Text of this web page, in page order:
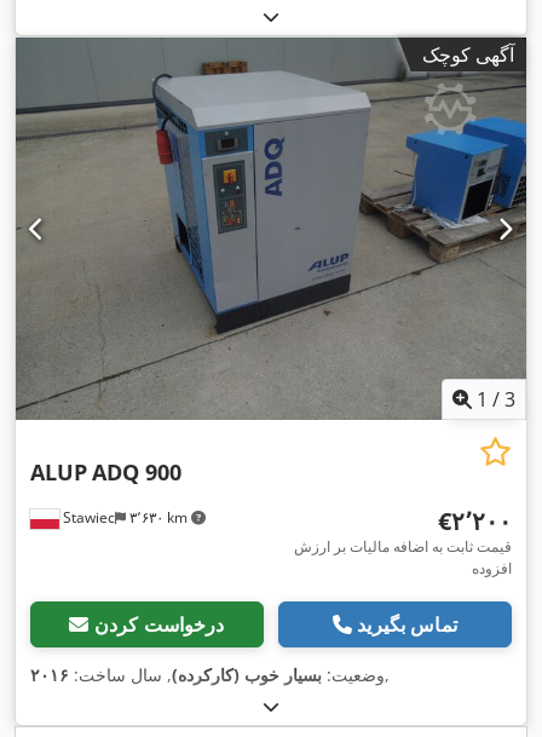
آگهی کوچک
1 /3
Stawiec ۳٬۶۳۰ km
ALUPADQ 900
‎€۲٬۲۰۰
قیمت ثابت به اضافه مالیات بر ارزش
افزوده
درخواست کردن تماس بگیرید
وضعیت: بسیار خوب (کارکرده), سال ساخت: ۲۰۱۶ ,